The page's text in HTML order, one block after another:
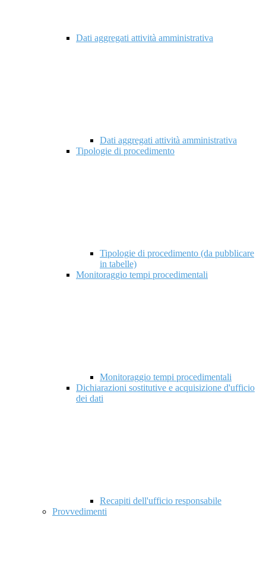
Dati aggregati attività amministrativa
Dati aggregati attività amministrativa
Tipologie di procedimento
Tipologie di procedimento (da pubblicare
in tabelle)
Monitoraggio tempi procedimentali
Monitoraggio tempi procedimentali
Dichiarazioni sostitutive e acquisizione d'ufficio
dei dati
Recapiti dell'ufficio responsabile
Provvedimenti